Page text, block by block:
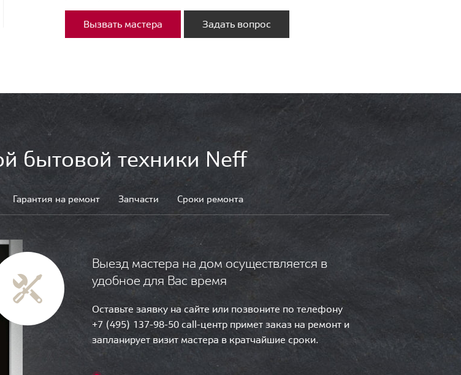
Вызвать мастера Задать вопрос
бытовой техники Neff
Гарантия на ремонт Запчасти Сроки ремонта
Выезд мастера на дом осуществляется в
удобное для Вас время
Оставьте заявку на сайте или позвоните по телефону
+7 (495) 137-98-50 call-центр примет заказ на ремонт и
запланирует визит мастера в кратчайшие сроки.